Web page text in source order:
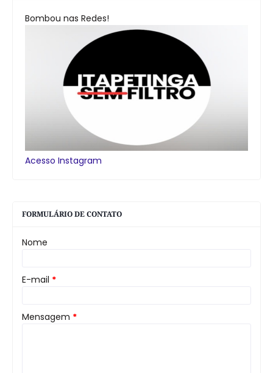
Bombou nas Redes!
Acesso Instagram
FORMULÁRIO DE CONTATO
Nome
E-mail *
Mensagem *